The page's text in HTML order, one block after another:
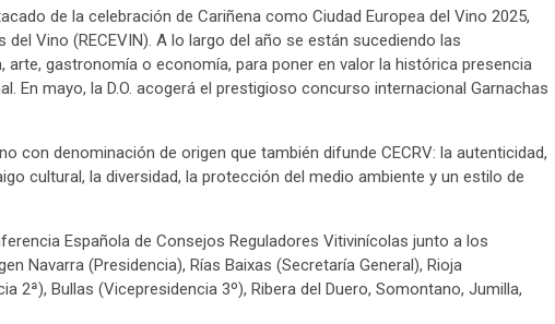
de la celebración de Cariñena como Ciudad Europea del Vino 2025,
Vino (RECEVIN). A lo largo del año se están sucediendo las
gastronomía o economía, para poner en valor la histórica presencia
En mayo, la D.O. acogerá el prestigioso concurso internacional Garnachas
con denominación de origen que también difunde CECRV: la autenticidad,
cultural, la diversidad, la protección del medio ambiente y un estilo de
Española de Consejos Reguladores Vitivinícolas junto a los
Navarra (Presidencia), Rías Baixas (Secretaría General), Rioja
2ª), Bullas (Vicepresidencia 3º), Ribera del Duero, Somontano, Jumilla,